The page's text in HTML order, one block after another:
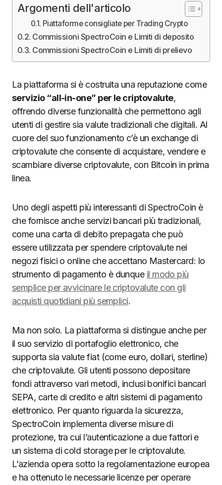
Argomenti dell'articolo
Piattaforme consigliate per Trading Crypto
Commissioni SpectroCoin e Limiti di deposito
Commissioni SpectroCoin e Limiti di prelievo
La piattaforma si è costruita una reputazione come
servizio “all-in-one” per le criptovalute,
offrendo diverse funzionalità che permettono agli
utenti di gestire sia valute tradizionali che digitali. Al
cuore del suo funzionamento c’è un exchange di
criptovalute che consente di acquistare, vendere e
scambiare diverse criptovalute, con Bitcoin in prima
linea.
Uno degli aspetti più interessanti di SpectroCoin è
che fornisce anche servizi bancari più tradizionali,
come una carta di debito prepagata che può
essere utilizzata per spendere criptovalute nei
negozi fisici o online che accettano Mastercard: lo
strumento di pagamento è dunque il modo più
semplice per avvicinare le criptovalute con gli
acquisti quotidiani più semplici.
Ma non solo. La piattaforma si distingue anche per
il suo servizio di portafoglio elettronico, che
supporta sia valute fiat (come euro, dollari, sterline)
che criptovalute. Gli utenti possono depositare
fondi attraverso vari metodi, inclusi bonifici bancari
SEPA, carte di credito e altri sistemi di pagamento
elettronico. Per quanto riguarda la sicurezza,
SpectroCoin implementa diverse misure di
protezione, tra cui l’autenticazione a due fattori e
un sistema di cold storage per le criptovalute.
L’azienda opera sotto la regolamentazione europea
e ha ottenuto le necessarie licenze per operare